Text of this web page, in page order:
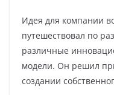
Идея для компании
путешествовал по
различные
модели. Он решил
создании